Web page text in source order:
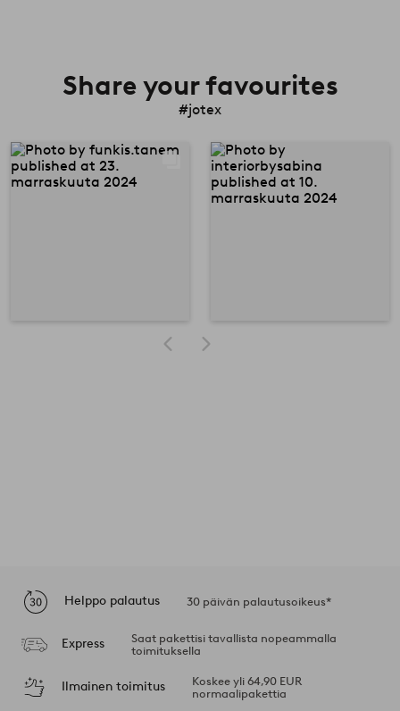
Share your favourites
#jotex
Helppo palautus 30 päivän palautusoikeus*
Express
Saat pakettisi tavallista nopeammalla
toimituksella
Ilmainen toimitus
Koskee yli 64,90 EUR
normaalipakettia